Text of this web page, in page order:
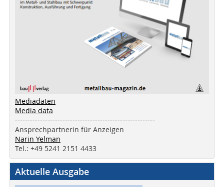
Mediadaten
Media data
--------------------------------------------------------
Ansprechpartnerin für Anzeigen
Narin Yelman
Tel.: +49 5241 2151 4433
Aktuelle Ausgabe